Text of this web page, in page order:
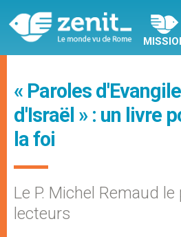
« Paroles
d'Israël » : un livre
la foi
Le P. Michel Remaud
lecteurs